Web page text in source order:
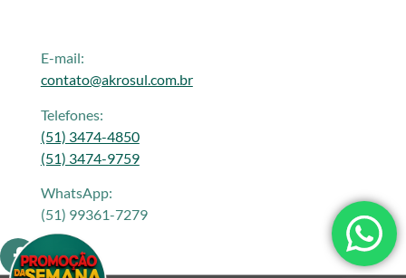
E-mail:
contato@akrosul.com.br
Telefones:
(51) 3474-4850
(51) 3474-9759
WhatsApp:
(51) 99361-7279